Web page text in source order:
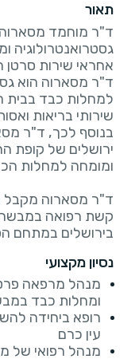
תאור
ד"ר מוחמד מסארוה
ד"ר מסארוה הוא
למחלות כבד בבית
בנוסף לכך, ד"ר
ירושלים של קופת
ד"ר מסארוה מקבל
בירושלים במתחם
נסיון מקצועי
מנהל מרפאה
ומחלות כבד
רופא ביחידה
עין כרם
מנהל רפואי של